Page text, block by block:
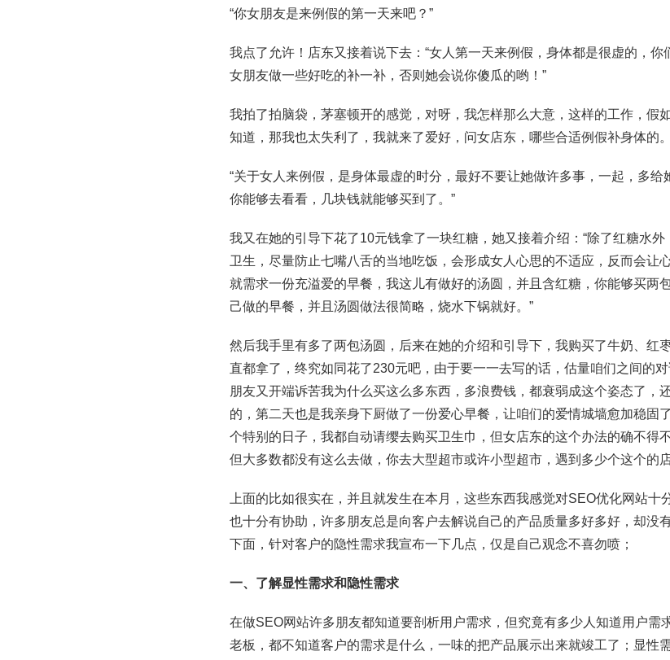
“你女朋友是来例假的第一天来吧？”
我点了允许！店东又接着说下去：“女人第一天来例假，身体都是很虚的，
女朋友做一些好吃的补一补，否则她会说你傻瓜的哟！”
我拍了拍脑袋，茅塞顿开的感觉，对呀，我怎样那么大意，这样的工作，假
知道，那我也太失利了，我就来了爱好，问女店东，哪些合适例假补身体的。
“关于女人来例假，是身体最虚的时分，最好不要让她做许多事，一起，多给
你能够去看看，几块钱就能够买到了。”
我又在她的引导下花了10元钱拿了一块红糖，她又接着介绍：“除了红糖水
卫生，尽量防止七嘴八舌的当地吃饭，会形成女人心思的不适应，反而会让
就需求一份充溢爱的早餐，我这儿有做好的汤圆，并且含红糖，你能够买两
己做的早餐，并且汤圆做法很简略，烧水下锅就好。”
然后我手里有多了两包汤圆，后来在她的介绍和引导下，我购买了牛奶、红
直都拿了，终究如同花了230元吧，由于要一一去写的话，估量咱们之间的
朋友又开端诉苦我为什么买这么多东西，多浪费钱，都衰弱成这个姿态了，
的，第二天也是我亲身下厨做了一份爱心早餐，让咱们的爱情城墙愈加稳固
个特别的日子，我都自动请缨去购买卫生巾，但女店东的这个办法的确不得
但大多数都没有这么去做，你去大型超市或许小型超市，遇到多少个这个的
上面的比如很实在，并且就发生在本月，这些东西我感觉对SEO优化网站十
也十分有协助，许多朋友总是向客户去解说自己的产品质量多好多好，却没
下面，针对客户的隐性需求我宣布一下几点，仅是自己观念不喜勿喷；
一、了解显性需求和隐性需求
在做SEO网站许多朋友都知道要剖析用户需求，但究竟有多少人知道用户需
老板，都不知道客户的需求是什么，一味的把产品展示出来就竣工了；显性